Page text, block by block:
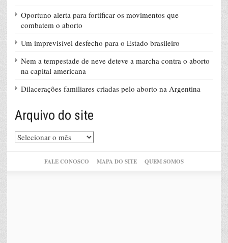
Oportuno alerta para fortificar os movimentos que
combatem o aborto
Um imprevisível desfecho para o Estado brasileiro
Nem a tempestade de neve deteve a marcha contra o aborto
na capital americana
Dilacerações familiares criadas pelo aborto na Argentina
Arquivo do site
Arquivo
do
FALE CONOSCO MAPA DO SITE QUEM SOMOS